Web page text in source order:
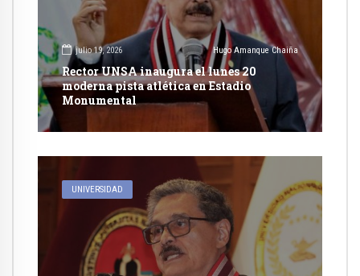
julio 19, 2026 Hugo Amanque Chaiña
Rector UNSA inaugura el lunes 20
moderna pista atlética en Estadio
Monumental
UNIVERSIDAD